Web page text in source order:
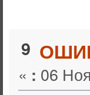
9
« : 06